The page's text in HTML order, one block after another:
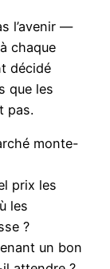
l’avenir —
chaque
décidé
que les
pas.
monte-
prix les
les
?
un bon